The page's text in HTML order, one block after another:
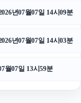
년07월07일 14시09분
년07월07일 14시03분
월07일 13시59분